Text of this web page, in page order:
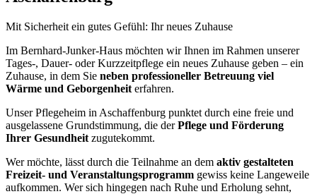
Mit Sicherheit ein gutes Gefühl: Ihr neues Zuhause
Im Bernhard-Junker-Haus möchten wir Ihnen im Rahmen unserer
Tages-, Dauer- oder Kurzzeitpflege ein neues Zuhause geben – ein
Zuhause, in dem Sie neben professioneller Betreuung viel
Wärme und Geborgenheit erfahren.
Unser Pflegeheim in Aschaffenburg punktet durch eine freie und
ausgelassene Grundstimmung, die derPflege und Förderung
Ihrer Gesundheit zugutekommt.
Wer möchte, lässt durch die Teilnahme an dem aktiv gestalteten
Freizeit- und Veranstaltungsprogramm gewiss keine Langeweile
aufkommen. Wer sich hingegen nach Ruhe und Erholung sehnt,